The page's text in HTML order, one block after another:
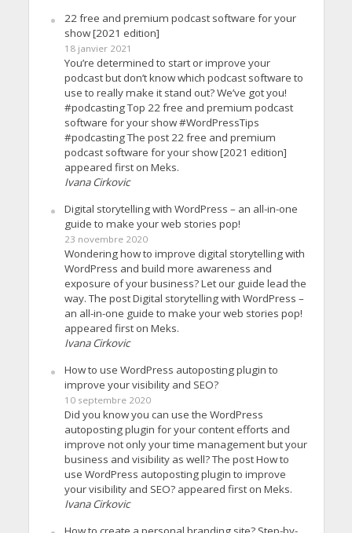
22 free and premium podcast software for your
show [2021 edition]
18 janvier 2021
You’re determined to start or improve your
podcast but don’t know which podcast software to
use to really make it stand out? We’ve got you!
#podcasting Top 22 free and premium podcast
software for your show #WordPressTips
#podcasting The post 22 free and premium
podcast software for your show [2021 edition]
appeared first on Meks.
Ivana Cirkovic
Digital storytelling with WordPress – an all-in-one
guide to make your web stories pop!
23 novembre 2020
Wondering how to improve digital storytelling with
WordPress and build more awareness and
exposure of your business? Let our guide lead the
way. The post Digital storytelling with WordPress –
an all-in-one guide to make your web stories pop!
appeared first on Meks.
Ivana Cirkovic
How to use WordPress autoposting plugin to
improve your visibility and SEO?
10 septembre 2020
Did you know you can use the WordPress
autoposting plugin for your content efforts and
improve not only your time management but your
business and visibility as well? The post How to
use WordPress autoposting plugin to improve
your visibility and SEO? appeared first on Meks.
Ivana Cirkovic